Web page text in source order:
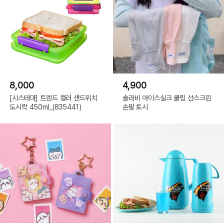
8,000
[시스테마] 트렌드 컬러 샌드위치
도시락 450ml_(835441)
4,900
솔라비 아이스실크 쿨링 선스크린
손팔 토시